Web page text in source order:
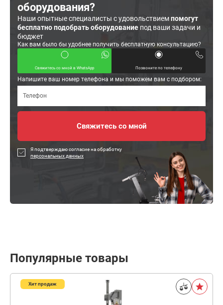
оборудования?
Наши опытные специалисты с удовольствиемпомогут
бесплатно подобрать оборудование под ваши задачи и
бюджет
Как вам было бы удобнее получить бесплатную консультацию?
Свяжитесь со мной в WhatsApp Позвоните по телефону
Напишите ваш номер телефона и мы поможем вам с подбором:
Я подтверждаю согласие на обработку
персональных данных
Популярные товары
Хит продаж